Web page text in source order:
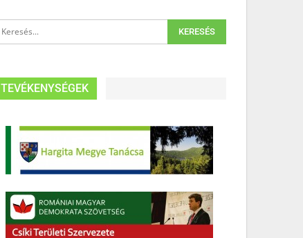
TEVÉKENYSÉGEK